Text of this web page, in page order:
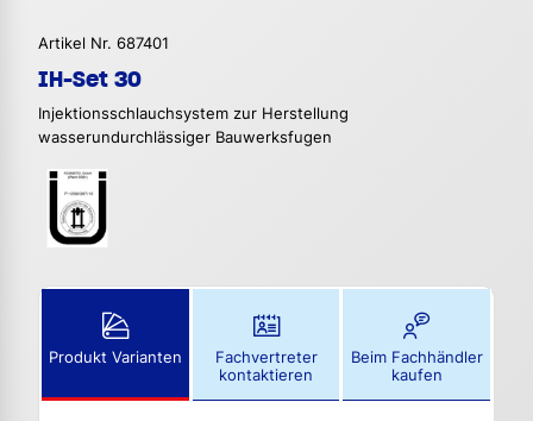
Artikel Nr. 687401
IH-Set 30
Injektionsschlauchsystem zur Herstellung
wasserundurchlässiger Bauwerksfugen
Produkt Varianten
Fachvertreter
kontaktieren
Beim Fachhändler
kaufen